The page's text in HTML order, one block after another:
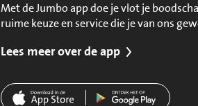
Met de Jumbo app doe je vlot je
ruime keuze en service die je van ons
Lees meer over de app